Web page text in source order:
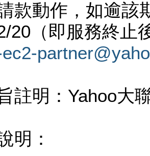
款動作，如逾該
20（即服務終止
註明：Yahoo大
明：